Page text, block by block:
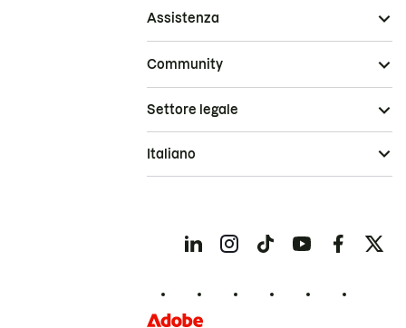
Assistenza
Community
Settore legale
Italiano